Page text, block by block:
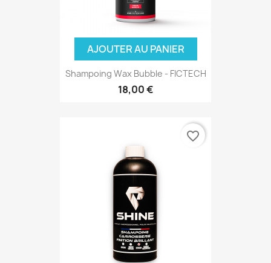
AJOUTER AU PANIER
Shampoing Wax Bubble - FICTECH
18,00 €
favorite_border